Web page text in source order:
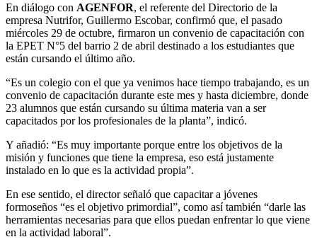
En diálogo con AGENFOR, el referente del Directorio de la
empresa Nutrifor, Guillermo Escobar, confirmó que, el pasado
miércoles 29 de octubre, firmaron un convenio de capacitación con
la EPET N°5 del barrio 2 de abril destinado a los estudiantes que
están cursando el último año.
“Es un colegio con el que ya venimos hace tiempo trabajando, es un
convenio de capacitación durante este mes y hasta diciembre, donde
23 alumnos que están cursando su última materia van a ser
capacitados por los profesionales de la planta”, indicó.
Y añadió: “Es muy importante porque entre los objetivos de la
misión y funciones que tiene la empresa, eso está justamente
instalado en lo que es la actividad propia”.
En ese sentido, el director señaló que capacitar a jóvenes
formoseños “es el objetivo primordial”, como así también “darle las
herramientas necesarias para que ellos puedan enfrentar lo que viene
en la actividad laboral”.